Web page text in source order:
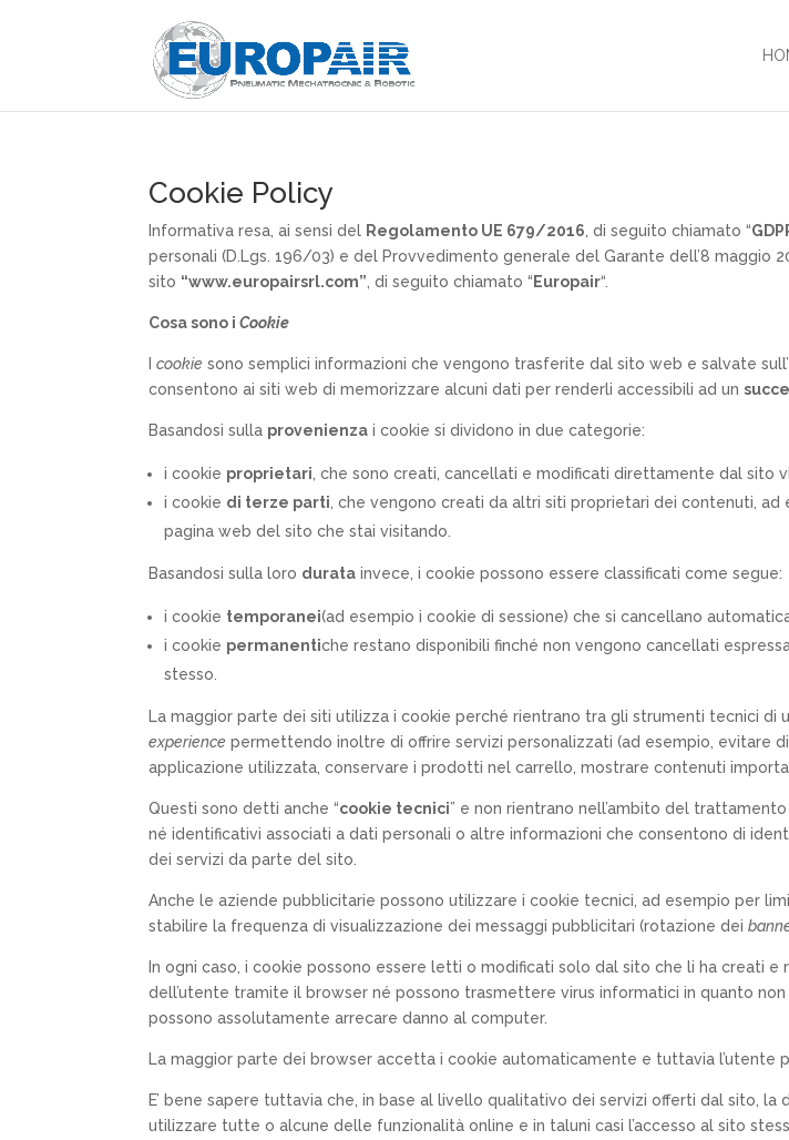
Cookie Policy
Informativa resa, ai sensi del Regolamento UE 679/2016 , di seguito chiamato “
personali (D.Lgs. 196/03) e del Provvedimento generale del Garante dell’8 maggio
sito “www.europairsrl.com” , di seguito chiamato “ Europair“.
Cosa sono iCookie
Icookie sono semplici informazioni che vengono trasferite dal sito web e salvate
consentono ai siti web di memorizzare alcuni dati per renderli accessibili ad un
Basandosi sulla provenienza i cookie si dividono in due categorie:
i cookie proprietari , che sono creati, cancellati e modificati direttamente dal sito
i cookie di terze parti , che vengono creati da altri siti proprietari dei contenuti,
pagina web del sito che stai visitando.
Basandosi sulla loro durata invece, i cookie possono essere classificati come segue:
i cookie temporanei(ad esempio i cookie di sessione) che si cancellano
i cookie permanentiche restano disponibili finché non vengono cancellati
stesso.
La maggior parte dei siti utilizza i cookie perché rientrano tra gli strumenti tecnici di
experience permettendo inoltre di offrire servizi personalizzati (ad esempio, evitare
applicazione utilizzata, conservare i prodotti nel carrello, mostrare contenuti
Questi sono detti anche “cookie tecnici” e non rientrano nell’ambito del
né identificativi associati a dati personali o altre informazioni che consentono di
dei servizi da parte del sito.
Anche le aziende pubblicitarie possono utilizzare i cookie tecnici, ad esempio per
stabilire la frequenza di visualizzazione dei messaggi pubblicitari (rotazione dei
In ogni caso, i cookie possono essere letti o modificati solo dal sito che li ha creati
dell’utente tramite il browser né possono trasmettere virus informatici in quanto
possono assolutamente arrecare danno al computer.
La maggior parte dei browser accetta i cookie automaticamente e tuttavia l’utente
E’ bene sapere tuttavia che, in base al livello qualitativo dei servizi offerti dal sito,
utilizzare tutte o alcune delle funzionalità online e in taluni casi l’accesso al sito